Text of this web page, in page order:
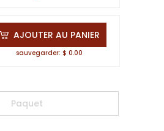
AJOUTER AU PANIER
sauvegarder: $ 0.00
Paquet